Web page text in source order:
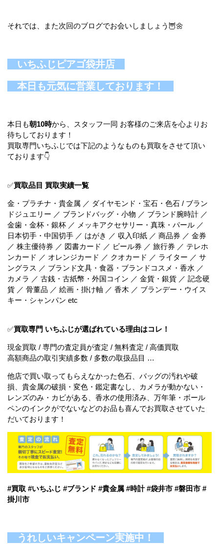
それでは、また次回のブログでお会いしましょう🦉🌼
いちふじピアゴ袋井店
本日も元気に営業しております！
本日も朝10時から、スタッフ一同 お客様のご来店を心よりお
待ちしております！
買取専門いちふじでは下記のようなものも買取をさせて頂い
ております👇
✅買取品目 買取実績一覧
金・プラチナ・貴金属 ／ ダイヤモンド・宝石・色石 / ブラン
ドジュエリー ／ ブランドバッグ・小物 ／ ブランド腕時計 ／
金歯・金杯・銀杯 ／ メッキアクセサリー・真珠・パール ／
日本切手・中国切手 ／ はがき ／ 収入印紙 ／ 商品券 ／ 金券
／ 株主優待券 ／ 図書カード ／ ビール券 ／ 旅行券 ／ テレホ
ンカード ／ オレンジカード ／ クオカード ／ ライター ／ サ
ングラス ／ ブランド文具・食器・ブランドコスメ・香水 ／
カメラ ／ 古銭・古紙幣・外国コイン ／ 金貨・銀貨 ／ 記念硬
貨 ／ 骨董品 ／ 絵画・掛け軸 ／ 香木 ／ ブランデー・ウイス
キー・シャンパン etc
✅買取専門 いちふじが選ばれている理由はコレ！
現金買取 / 専門の査定員が査定 / 無料査定 / 高価買取
高額商品の取引実績多数 / 多数の取扱品目 …
他店で買い取ってもらえなかった色石、バッグの汚れや破
損、貴金属の破損・変色・鑑定書なし、カメラが動かない・
レンズのみ・カビがある、香水の使用済み、万年筆・ボール
ペンのインクがでないなどのお品も喜んでお買取させていた
だいております！
#買取 #いちふじ #ブランド #貴金属 #時計 #袋井市 #磐田市 #
掛川市
うれしいキャンペーン実施中！